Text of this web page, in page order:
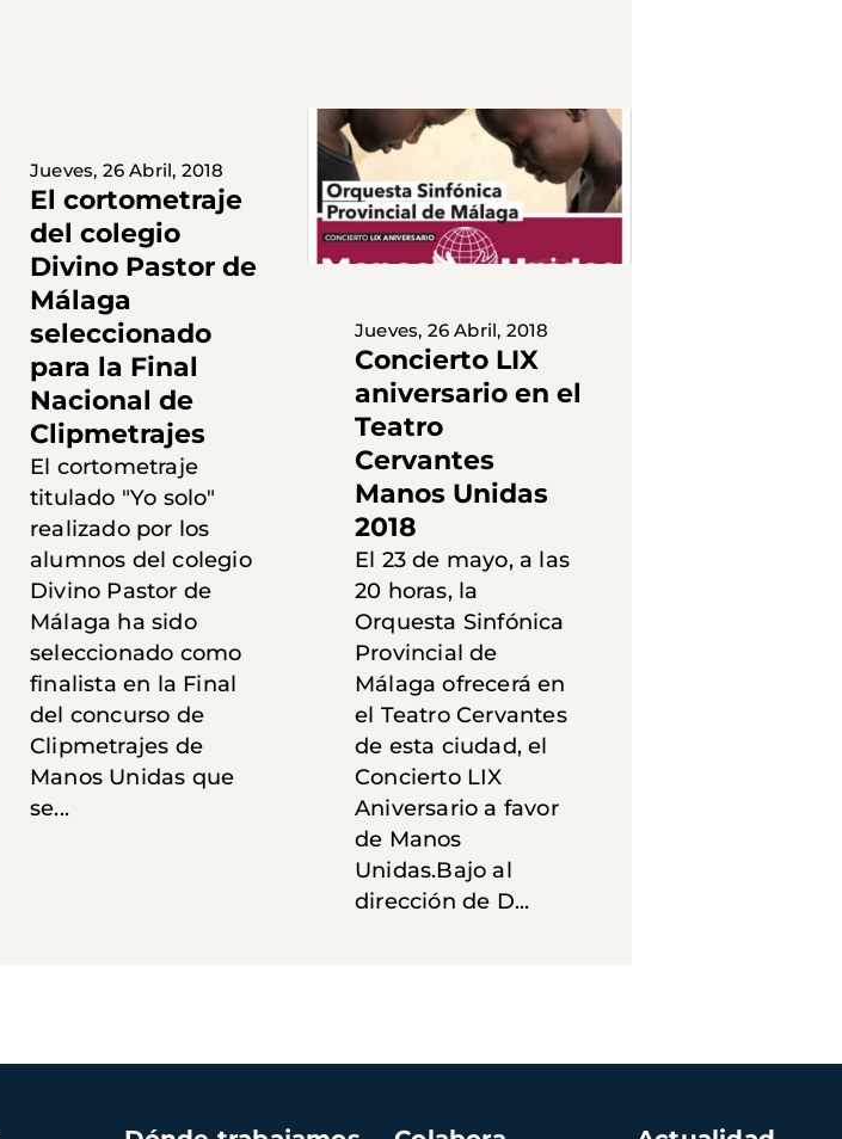
Jueves, 26 Abril, 2018
El cortometraje
del colegio
Divino Pastor de
Málaga
seleccionado
para la Final
Nacional de
Clipmetrajes
El cortometraje
titulado "Yo solo"
realizado por los
alumnos del colegio
Divino Pastor de
Málaga ha sido
seleccionado como
finalista en la Final
del concurso de
Clipmetrajes de
Manos Unidas que
se...
Jueves, 26 Abril, 2018
Concierto LIX
aniversario en el
Teatro
Cervantes
Manos Unidas
2018
El 23 de mayo, a las
20 horas, la
Orquesta Sinfónica
Provincial de
Málaga ofrecerá en
el Teatro Cervantes
de esta ciudad, el
Concierto LIX
Aniversario a favor
de Manos
Unidas.Bajo al
dirección de D...